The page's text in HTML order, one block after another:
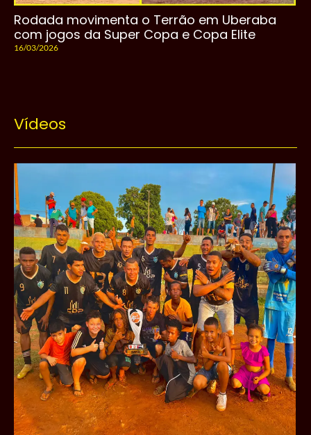
Rodada movimenta o Terrão em Uberaba
com jogos da Super Copa e Copa Elite
16/03/2026
Vídeos